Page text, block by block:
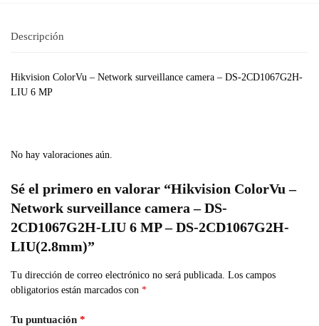
Descripción
Hikvision ColorVu – Network surveillance camera – DS-2CD1067G2H-
LIU 6 MP
No hay valoraciones aún.
Sé el primero en valorar “Hikvision ColorVu –
Network surveillance camera – DS-
2CD1067G2H-LIU 6 MP – DS-2CD1067G2H-
LIU(2.8mm)”
Tu dirección de correo electrónico no será publicada. Los campos
obligatorios están marcados con *
Tu puntuación *